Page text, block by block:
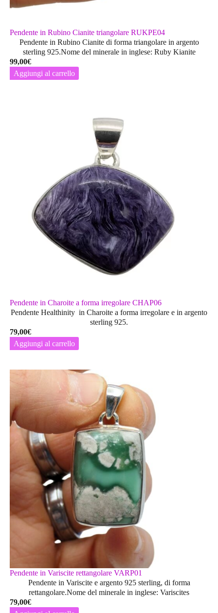
Pendente in Rubino Cianite triangolare RUKPE04
Pendente in Rubino Cianite di forma triangolare in argento
sterling 925.Nome del minerale in inglese: Ruby Kianite
99,00€
Aggiungi al carrello
Pendente in Charoite a forma irregolare CHAP06
Pendente Healthinity in Charoite a forma irregolare e in argento
sterling 925.
79,00€
Aggiungi al carrello
Pendente in Variscite rettangolare VARP01
Pendente in Variscite e argento 925 sterling, di forma
rettangolare.Nome del minerale in inglese: Variscites
79,00€